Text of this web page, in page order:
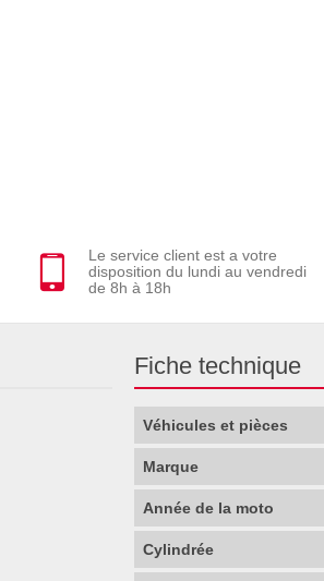
Le service client est a votre
disposition du lundi au vendredi
de 8h à 18h
Fiche technique
Véhicules et pièces
Marque
Année de la moto
Cylindrée